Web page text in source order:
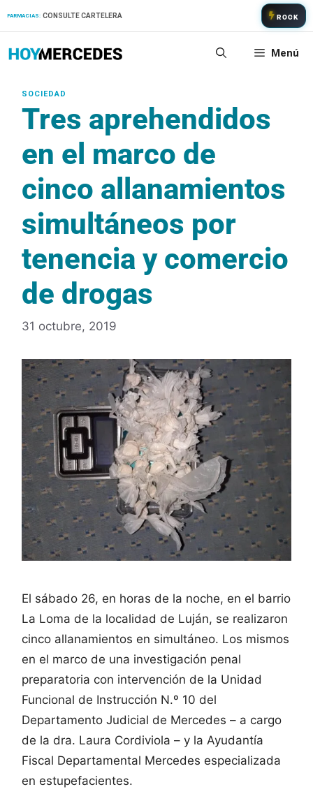
FARMACIAS: CONSULTE CARTELERA ROCK
Menú
Tres aprehendidos
en el marco de
cinco allanamientos
simultáneos por
tenencia y comercio
de drogas
31 octubre, 2019
El sábado 26, en horas de la noche, en el barrio
La Loma de la localidad de Luján, se realizaron
cinco allanamientos en simultáneo. Los mismos
en el marco de una investigación penal
preparatoria con intervención de la Unidad
Funcional de Instrucción N.º 10 del
Departamento Judicial de Mercedes – a cargo
de la dra. Laura Cordiviola – y la Ayudantía
Fiscal Departamental Mercedes especializada
en estupefacientes.